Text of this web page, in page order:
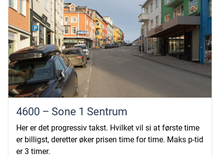
4600 – Sone 1 Sentrum
Her er det progressiv takst. Hvilket vil si at første time
er billigst, deretter øker prisen time for time. Maks p-tid
er 3 timer.